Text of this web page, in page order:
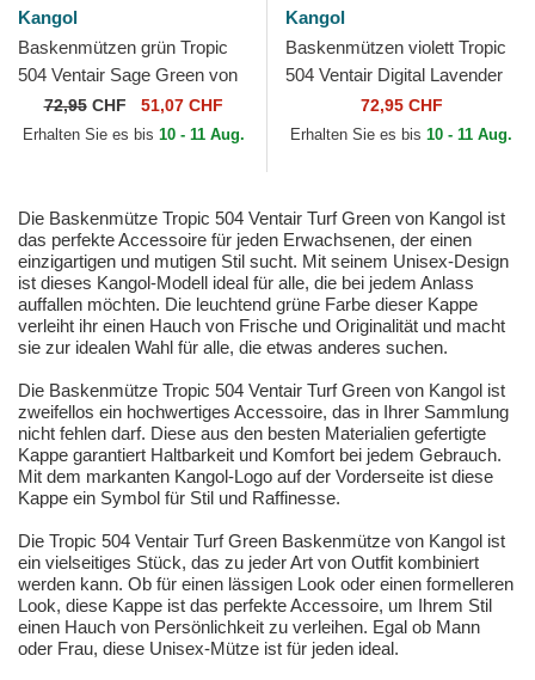
Kangol
Baskenmützen grün Tropic
504 Ventair Sage Green von
Kangol
72,95CHF 51,07 CHF
Erhalten Sie es bis 10 - 11 Aug.
Kangol
Baskenmützen violett Tropic
504 Ventair Digital Lavender
von Kangol72,95 CHF
Erhalten Sie es bis 10 - 11 Aug.
Die Baskenmütze Tropic 504 Ventair Turf Green von Kangol ist
das perfekte Accessoire für jeden Erwachsenen, der einen
einzigartigen und mutigen Stil sucht. Mit seinem Unisex-Design
ist dieses Kangol-Modell ideal für alle, die bei jedem Anlass
auffallen möchten. Die leuchtend grüne Farbe dieser Kappe
verleiht ihr einen Hauch von Frische und Originalität und macht
sie zur idealen Wahl für alle, die etwas anderes suchen.
Die Baskenmütze Tropic 504 Ventair Turf Green von Kangol ist
zweifellos ein hochwertiges Accessoire, das in Ihrer Sammlung
nicht fehlen darf. Diese aus den besten Materialien gefertigte
Kappe garantiert Haltbarkeit und Komfort bei jedem Gebrauch.
Mit dem markanten Kangol-Logo auf der Vorderseite ist diese
Kappe ein Symbol für Stil und Raffinesse.
Die Tropic 504 Ventair Turf Green Baskenmütze von Kangol ist
ein vielseitiges Stück, das zu jeder Art von Outfit kombiniert
werden kann. Ob für einen lässigen Look oder einen formelleren
Look, diese Kappe ist das perfekte Accessoire, um Ihrem Stil
einen Hauch von Persönlichkeit zu verleihen. Egal ob Mann
oder Frau, diese Unisex-Mütze ist für jeden ideal.